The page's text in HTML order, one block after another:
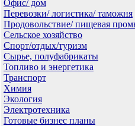
Офис/ дом
Перевозки/ логистика/ таможня
Продовольствие/ пищевая
Сельское хозяйство
Спорт/отдых/туризм
Сырье, полуфабрикаты
Топливо и энергетика
Транспорт
Химия
Экология
Электротехника
Готовые бизнес планы